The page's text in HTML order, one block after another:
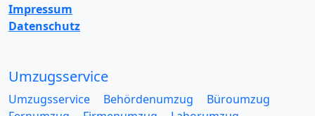
Impressum
Datenschutz
Umzugsservice
Umzugsservice Behördenumzug
Büroumzug